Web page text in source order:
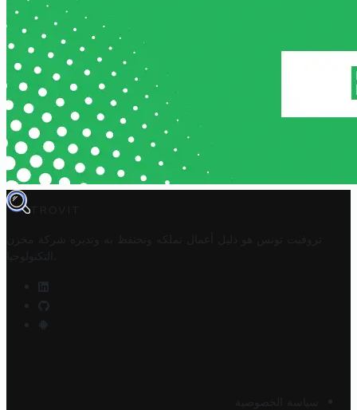
TROVIT
تروفيت تونس هو دليل أعمال تملكه وتحتفظ به وتديره
شركة مخزن
التكنولوجيا
سياسة الخصوصية